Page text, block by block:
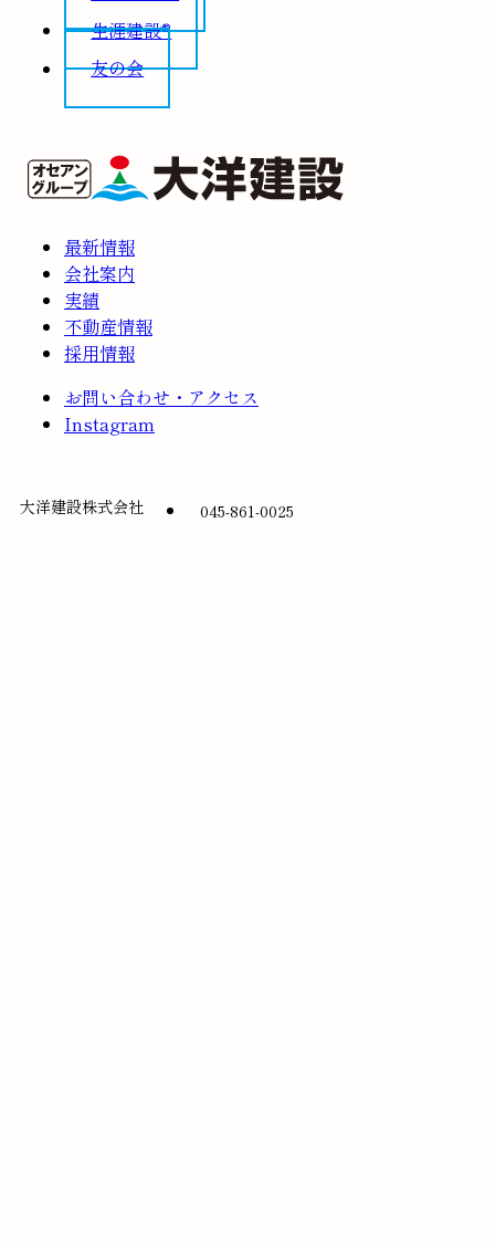
生涯建設®
友の会
最新情報
会社案内
実績
不動産情報
採用情報
お問い合わせ・アクセス
Instagram
大洋建設株式会社 045-861-0025